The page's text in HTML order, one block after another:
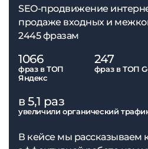
SEO-продвижение
продаже входных и
2445 фразам
1066
фраз в ТОП
Яндекс
247
фраз в ТОП
в 5,1 раз
увеличили органический
В кейсе мы рассказываем